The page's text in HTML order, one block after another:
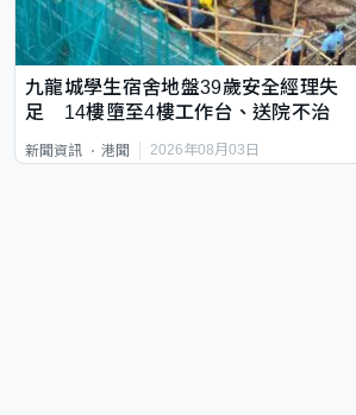
九龍城學生宿舍地盤39歲安全經理失
足 14樓墮至4樓工作台、送院不治
新聞資訊 港聞 2026年08月03日